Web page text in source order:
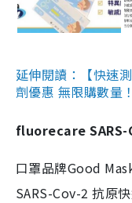
延伸閱讀：【快速
劑優惠 無限購數量
fluorecare SARS-
口罩品牌Good
SARS-Cov-2 抗原